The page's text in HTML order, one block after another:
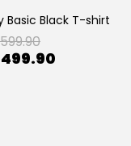
Basic Black T-shirt